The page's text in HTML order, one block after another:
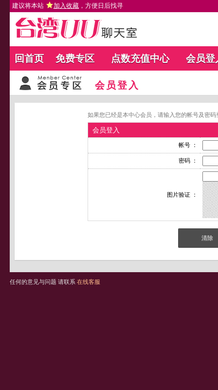
建议将本站 加入收藏 ，方便日后找寻
回首页 免费专区 点数充值中心 会员登
会员登入
如果您已经是本中心会员，请输入您的帐号及密
会员登入
帐号 ：
密码 ：
图片验证 ：
任何的意见与问题 请联系 在线客服